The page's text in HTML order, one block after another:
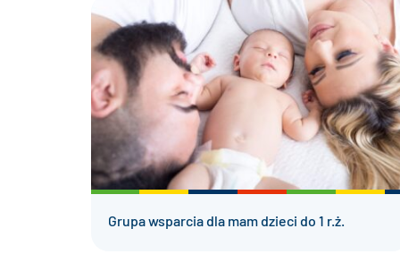
Grupa wsparcia dla mam dzieci do 1 r.ż.